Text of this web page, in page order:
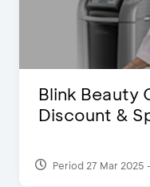
Blink Beauty
Discount &
Period 27 Mar 2025